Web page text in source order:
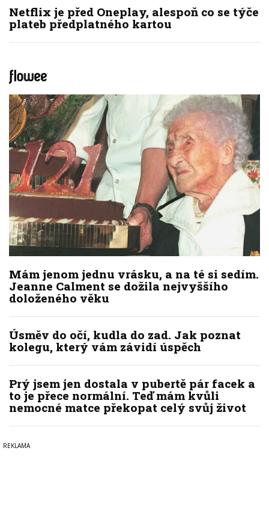
Netflix je před Oneplay, alespoň co se týče
plateb předplatného kartou
Mám jenom jednu vrásku, a na té si sedím.
Jeanne Calment se dožila nejvyššího
doloženého věku
Úsměv do očí, kudla do zad. Jak poznat
kolegu, který vám závidí úspěch
Prý jsem jen dostala v pubertě pár facek a
to je přece normální. Teď mám kvůli
nemocné matce překopat celý svůj život